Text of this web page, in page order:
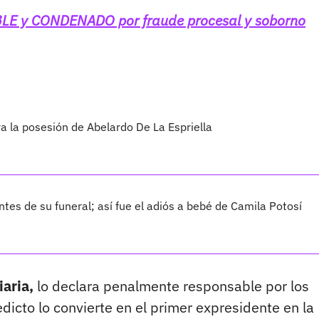
y CONDENADO por fraude procesal y soborno
la posesión de Abelardo De La Espriella
de su funeral; así fue el adiós a bebé de Camila Potosí
lo declara penalmente responsable por los
lo convierte en el primer expresidente en la